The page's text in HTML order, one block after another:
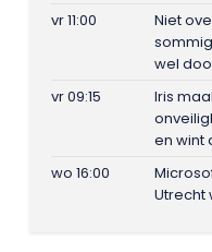
vr 11:00
Niet
wel
vr 09:15
Iris
en wint
wo 16:00
Utrecht